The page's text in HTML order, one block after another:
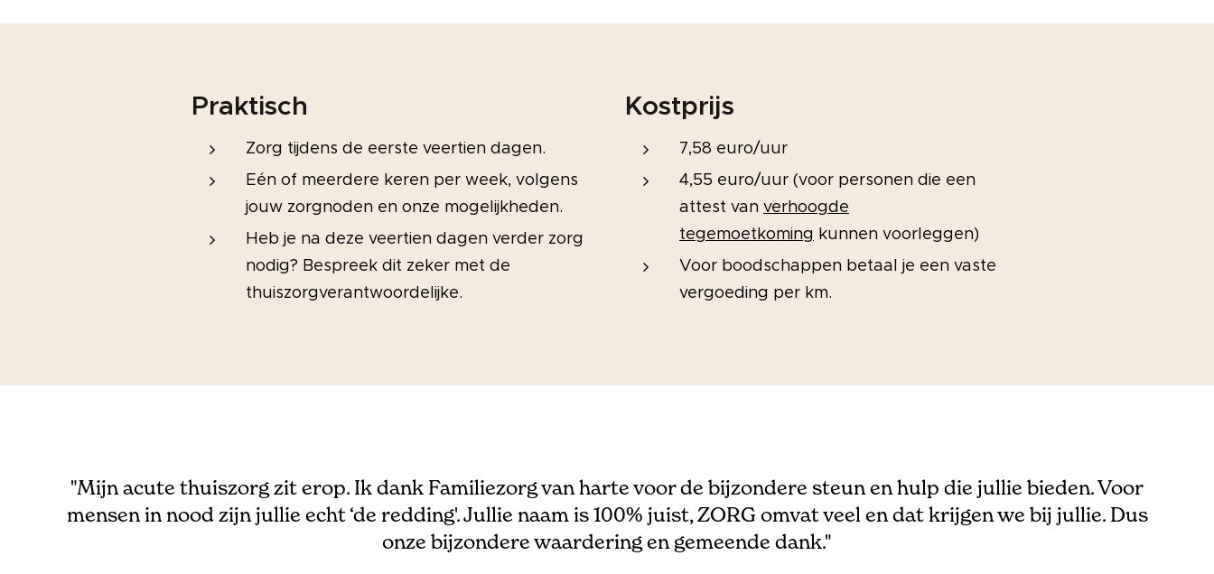
Praktisch
Zorg tijdens de eerste veertien dagen.
Eén of meerdere keren per week, volgens
jouw zorgnoden en onze mogelijkheden.
Heb je na deze veertien dagen verder zorg
nodig? Bespreek dit zeker met de
thuiszorgverantwoordelijke.
Kostprijs
7,58 euro/uur
4,55 euro/uur (voor personen die een
attest van verhoogde
tegemoetkoming kunnen voorleggen)
Voor boodschappen betaal je een vaste
vergoeding per km.
"Mijn acute thuiszorg zit erop. Ik dank Familiezorg van harte voor de bijzondere steun en hulp die jullie bieden. Voor
mensen in nood zijn jullie echt ‘de redding'. Jullie naam is 100% juist, ZORG omvat veel en dat krijgen we bij jullie. Dus
onze bijzondere waardering en gemeende dank."